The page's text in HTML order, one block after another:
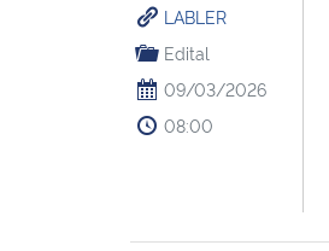
LABLER
Edital
09/03/2026
08:00